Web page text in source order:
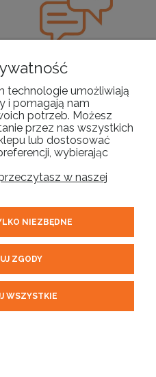
DOBRY KONTAKT
Z OBSŁUGĄ
KLIENTA
Zadzwoń, napisz maila,
lub skorzystaj z naszego
live chat'a.
technologie umożliwiają
i pomagają nam
potrzeb. Możesz
przez nas wszystkich
lub dostosować
wybierając
w naszej
NIEZBĘDNE
ZGODY
WSZYSTKIE